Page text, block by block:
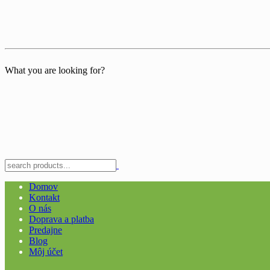
What you are looking for?
Domov
Kontakt
O nás
Doprava a platba
Predajne
Blog
Môj účet